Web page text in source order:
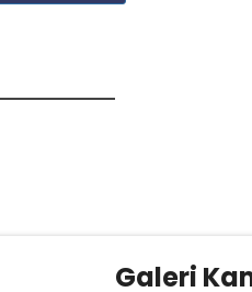
Galeri